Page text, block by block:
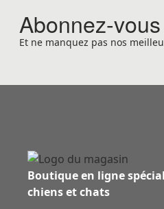
Abonnez-
Et ne manquez pas nos
Boutique en ligne
chiens et chats